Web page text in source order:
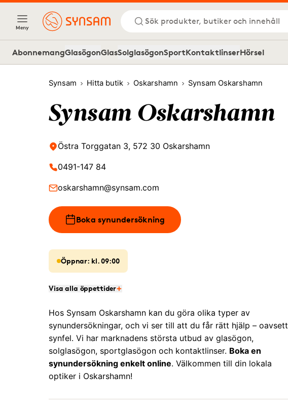
Meny
Sök produkter, butiker och innehåll
AbonnemangGlasögonGlasSolglasögonSportKontaktlinserHörsel
Synsam Hitta butik Oskarshamn Synsam Oskarshamn
Synsam Oskarshamn
Östra Torggatan 3, 572 30 Oskarshamn
0491-147 84
oskarshamn@synsam.com
Boka synundersökning
Öppnar: kl. 09:00
Visa alla öppettider
Hos Synsam Oskarshamn kan du göra olika typer av
synundersökningar, och vi ser till att du får rätt hjälp – oavsett
synfel. Vi har marknadens största utbud av glasögon,
solglasögon, sportglasögon och kontaktlinser. Boka en
synundersökning enkelt online. Välkommen till din lokala
optiker i Oskarshamn!